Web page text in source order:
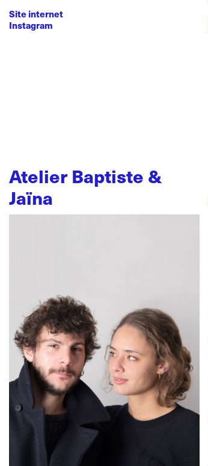
Site internet
Instagram
Atelier Baptiste &
Jaïna